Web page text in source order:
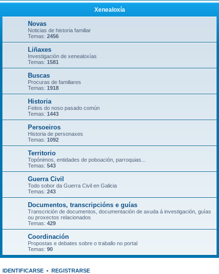
Xenealoxía
Novas
Noticias de historia familiar
Temas: 2456
Liñaxes
Investigación de xenealoxías
Temas: 1581
Buscas
Procuras de familiares
Temas: 1918
Historia
Feitos do noso pasado común
Temas: 1443
Persoeiros
Historia de personaxes
Temas: 1092
Territorio
Topónimos, entidades de poboación, parroquias...
Temas: 543
Guerra Civil
Todo sobor da Guerra Civil en Galicia
Temas: 243
Documentos, transcripcións e guías
Transcrición de documentos, documentación de axuda á investigación, guías
ou proxectos relacionados
Temas: 429
Coordinación
Propostas e debates sobre o traballo no portal
Temas: 90
IDENTIFICARSE • REGISTRARSE